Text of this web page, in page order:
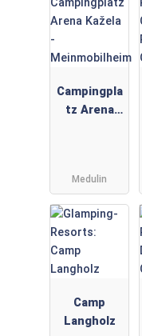
Campingpla
tz Arena
Medulin
Camp
Langholz